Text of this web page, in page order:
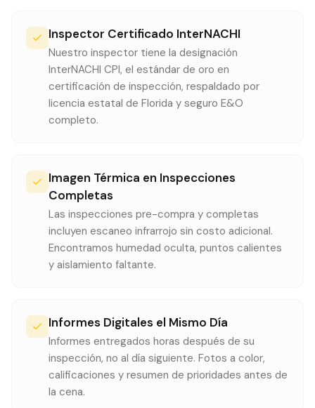
Inspector Certificado InterNACHI
Nuestro inspector tiene la designación
InterNACHI CPI, el estándar de oro en
certificación de inspección, respaldado por
licencia estatal de Florida y seguro E&O
completo.
Imagen Térmica en Inspecciones
Completas
Las inspecciones pre-compra y completas
incluyen escaneo infrarrojo sin costo adicional.
Encontramos humedad oculta, puntos calientes
y aislamiento faltante.
Informes Digitales el Mismo Día
Informes entregados horas después de su
inspección, no al día siguiente. Fotos a color,
calificaciones y resumen de prioridades antes de
la cena.